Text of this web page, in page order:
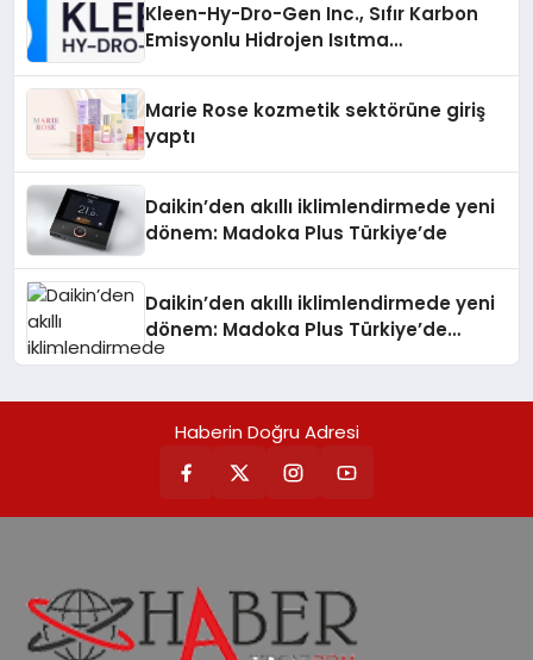
Kleen-Hy-Dro-Gen Inc., Sıfır Karbon
Emisyonlu Hidrojen Isıtma
Marie Rose kozmetik sektörüne giriş
yaptı
Daikin’den akıllı iklimlendirmede yeni
dönem: Madoka Plus Türkiye’de
Daikin’den akıllı iklimlendirmede yeni
dönem: Madoka Plus Türkiye’de
Daikin’in kullanıcı dostu tasarımıyla
teknolojilerle donatılmış son modeli
VRV kontrol ünitesi Madoka Plus
Türkiye’de satışa sunuldu. Tam
dokunmatik ekranı, mobil uygulama
desteği ve akıllı sensör entegrasyonu
verimli hale getiriyor. Enerji
verimliliğini artırırken modern yaşam
alanlarında teknolojiyi estetik ile bulu
Haberin Doğru Adresi